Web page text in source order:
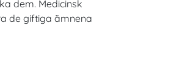
dem. Medicinsk
de giftiga ämnena